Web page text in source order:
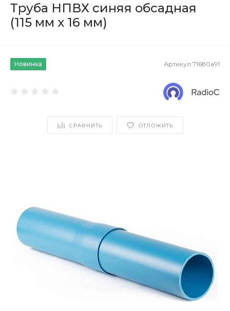
Труба НПВХ синяя обсадная
(115 мм х 16 мм)
Новинка Артикул 71680a91
СРАВНИТЬ ОТЛОЖИТЬ